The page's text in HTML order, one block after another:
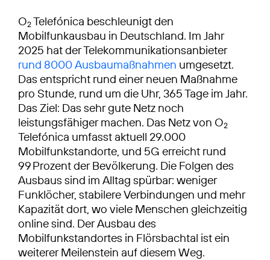
O2Telefónica beschleunigt den
Mobilfunkausbau in Deutschland. Im Jahr
2025 hat der Telekommunikationsanbieter
rund 8000 Ausbaumaßnahmen umgesetzt.
Das entspricht rund einer neuen Maßnahme
pro Stunde, rund um die Uhr, 365 Tage im Jahr.
Das Ziel: Das sehr gute Netz noch
leistungsfähiger machen. Das Netz von O2
Telefónica umfasst aktuell 29.000
Mobilfunkstandorte, und 5G erreicht rund
99 Prozent der Bevölkerung. Die Folgen des
Ausbaus sind im Alltag spürbar: weniger
Funklöcher, stabilere Verbindungen und mehr
Kapazität dort, wo viele Menschen gleichzeitig
online sind. Der Ausbau des
Mobilfunkstandortes in Flörsbachtal ist ein
weiterer Meilenstein auf diesem Weg.